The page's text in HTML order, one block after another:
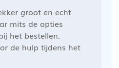
groot en echt
mits de opties
het bestellen.
de hulp tijdens het